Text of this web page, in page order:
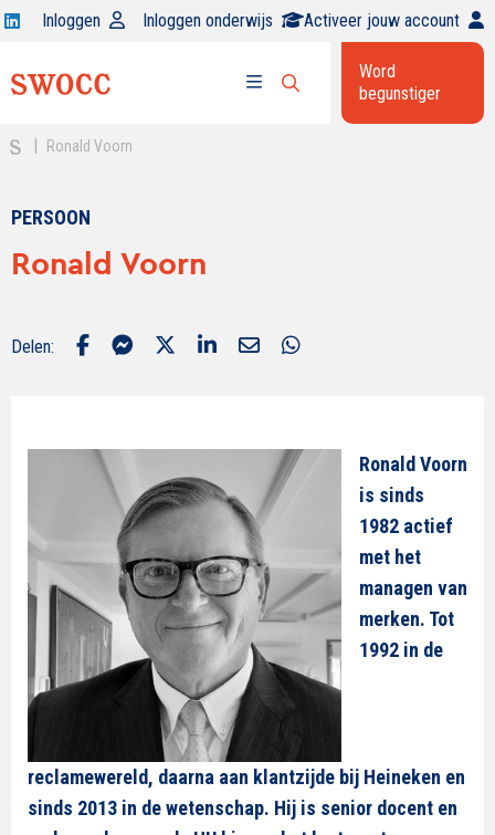
Open
op
Inloggen Inloggen onderwijs Activeer jouw account
Open
zoekbalk
Word
begunstiger
Ronald Voorn
PERSOON
Ronald Voorn
Delen:
Ronald Voorn
is sinds
1982 actief
met het
managen van
merken. Tot
1992 in de
reclamewereld, daarna aan klantzijde bij Heineken en
sinds 2013 in de wetenschap. Hij is senior docent en